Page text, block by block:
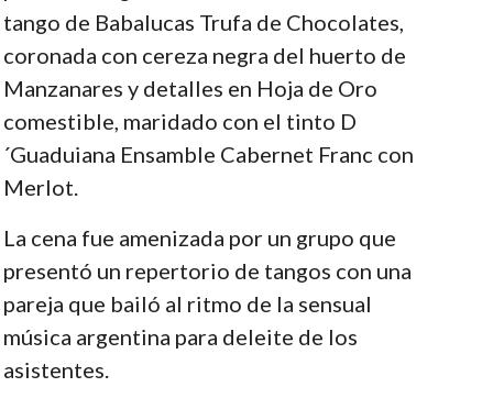
tango de Babalucas Trufa de Chocolates,
coronada con cereza negra del huerto de
Manzanares y detalles en Hoja de Oro
comestible, maridado con el tinto D
´Guaduiana Ensamble Cabernet Franc con
Merlot.
La cena fue amenizada por un grupo que
presentó un repertorio de tangos con una
pareja que bailó al ritmo de la sensual
música argentina para deleite de los
asistentes.